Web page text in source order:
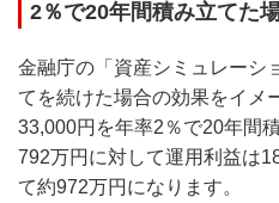
2％で20年間積み立てた
金融庁の「資産シミュレーシ
てを続けた場合の効果をイメ
33,000円を年率2％で20年間
792万円に対して運用利益は
て約972万円になります。